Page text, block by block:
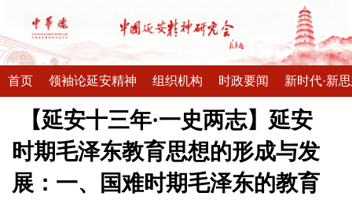
首页 领袖论延安精神 组织机构 时政要闻 新时代·新
【延安十三年·一史两志】延安
时期毛泽东教育思想的形成与发
展：一、国难时期毛泽东的教育